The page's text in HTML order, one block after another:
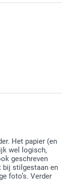
te lezen dat
om elk jaar
veel plezier
je de kalender
Het papier (en
wel logisch,
geschreven
bij stilgestaan en
foto’s. Verder